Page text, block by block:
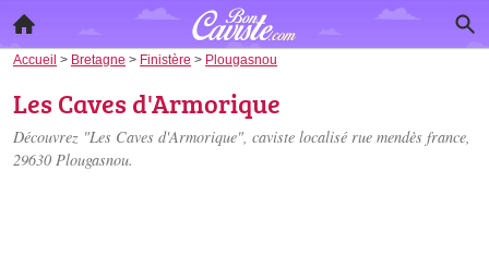
Accueil > Bretagne > Finistère > Plougasnou
Les Caves d'Armorique
Découvrez "Les Caves d'Armorique", caviste localisé rue mendès france,
29630 Plougasnou.